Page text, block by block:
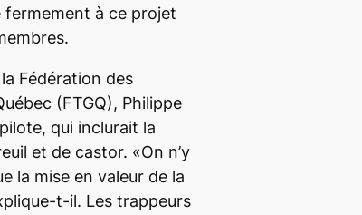
fermement à ce projet
Fédération des
(FTGQ), Philippe
qui inclurait la
et de castor. «On n’y
la mise en valeur de la
t-il. Les trappeurs